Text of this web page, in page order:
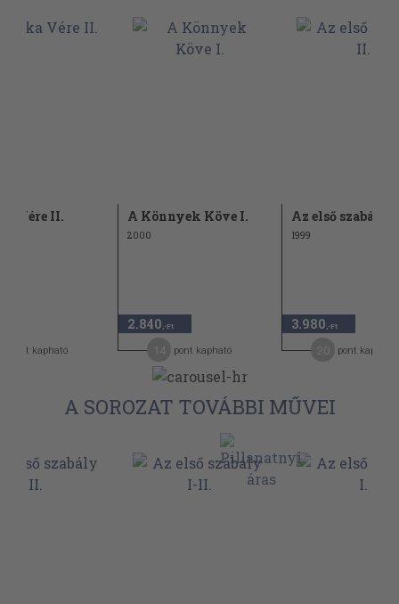
Vére II.
pont kapható
A Könnyek Köve I.
2000
2.840 ,-Ft
pont kapható
Az első szabály
1999
3.980 ,-Ft
pont kapható
A SOROZAT TOVÁBBI MŰVEI